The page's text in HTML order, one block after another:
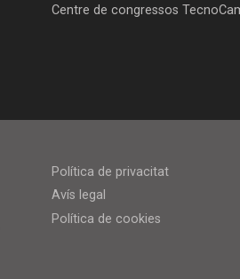
Centre de congressos
Política de privacitat
Avís legal
Política de cookies